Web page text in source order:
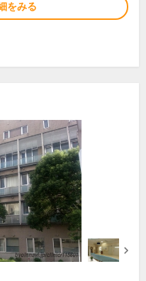
をみる